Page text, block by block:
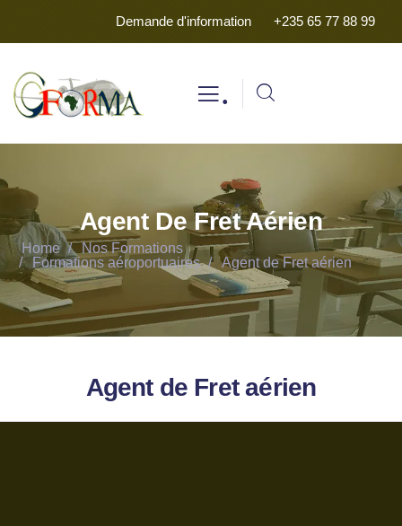
Demande d'information +235 65 77 88 99
.
Agent De Fret Aérien
Home
Nos Formations
Formations aéroportuaires
Agent de Fret aérien
Agent de Fret aérien